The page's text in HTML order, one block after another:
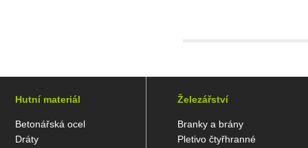
Hutní materiál
Betonářská ocel
Dráty
Železářství
Branky a brány
Pletivo čtyřhranné